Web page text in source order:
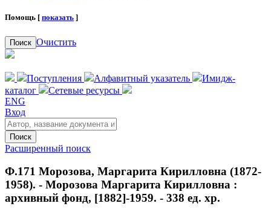
Помощь [ показать ]
Поиск Очистить
Поступления Алфавитный указатель
Имидж-
каталог
Сетевые ресурсы
ENG
Вход
Поиск
Расширенный поиск
Ф.171 Морозова, Маргарита Кирилловна (1872-
1958). - Морозова Маргарита Кирилловна :
архивный фонд, [1882]-1959. - 338 ед. хр.